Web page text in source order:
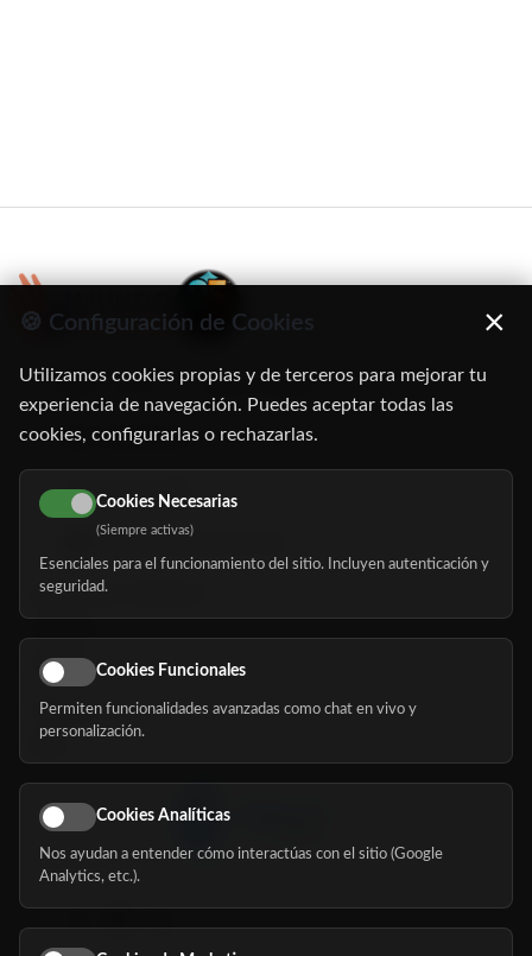
C/ Oruro, 11. 28016 Madrid
91 345 06 26
616 113 103
hola@mundomayor.com
Buscador de residencias
Eventos
Nosotros
Síguenos
🍪 Configuración de Cookies ×
Utilizamos cookies propias y de terceros para mejorar tu
experiencia de navegación. Puedes aceptar todas las
cookies, configurarlas o rechazarlas.
Cookies Necesarias
(Siempre activas)
Esenciales para el funcionamiento del sitio. Incluyen autenticación y
seguridad.
Cookies Funcionales
Permiten funcionalidades avanzadas como chat en vivo y
personalización.
Cookies Analíticas
Nos ayudan a entender cómo interactúas con el sitio (Google
Analytics, etc.).